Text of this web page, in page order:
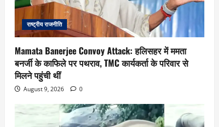
राष्ट्रीय राजनीति
Mamata Banerjee Convoy Attack: हलिसहर में ममता
बनर्जी के काफिले पर पथराव, TMC कार्यकर्ता के परिवार से
मिलने पहुंची थीं
August 9, 2026 0